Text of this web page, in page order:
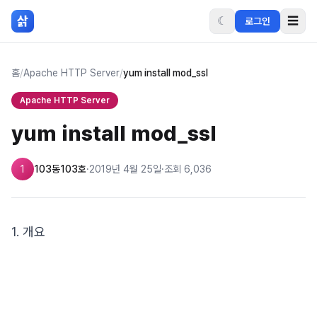
본문 바로가기
삵 ☾ 로그인 ☰
홈/Apache HTTP Server/yum install mod_ssl
Apache HTTP Server
yum install mod_ssl
1 103동103호·2019년 4월 25일·조회 6,036
1. 개요